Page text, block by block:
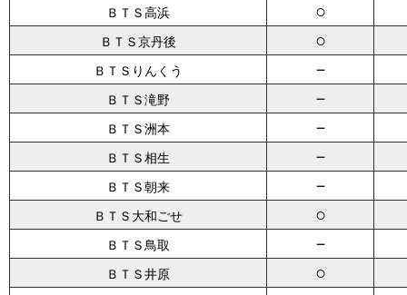
ＢＴＳ高浜 ○
ＢＴＳ京丹後 ○
ＢＴＳりんくう －
ＢＴＳ滝野 －
ＢＴＳ洲本 －
ＢＴＳ相生 －
ＢＴＳ朝来 －
ＢＴＳ大和ごせ ○
ＢＴＳ鳥取 －
ＢＴＳ井原
○